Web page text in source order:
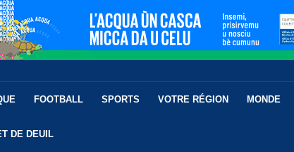
FOOTBALL SPORTS VOTRE RÉGION MONDE
DE DEUIL